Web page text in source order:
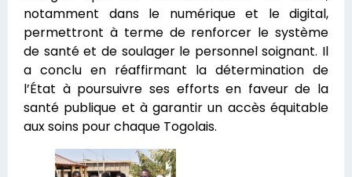
notamment dans le numérique et le digital,
permettront à terme de renforcer le système
de santé et de soulager le personnel soignant. Il
a conclu en réaffirmant la détermination de
l’État à poursuivre ses efforts en faveur de la
santé publique et à garantir un accès équitable
aux soins pour chaque Togolais.